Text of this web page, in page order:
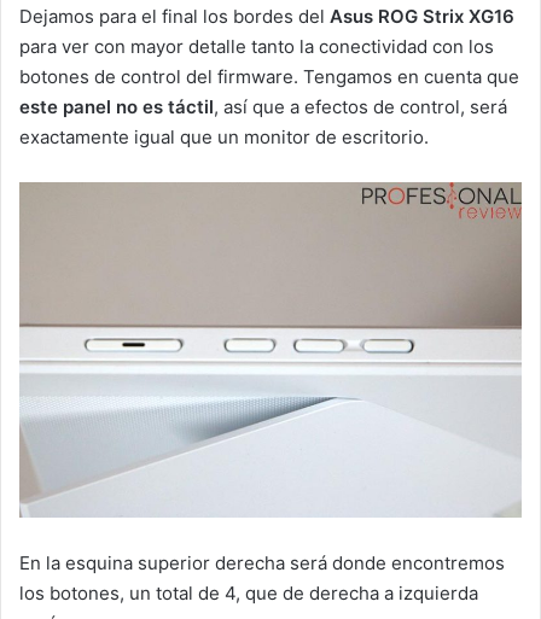
Dejamos para el final los bordes del Asus ROG Strix XG16
para ver con mayor detalle tanto la conectividad con los
botones de control del firmware. Tengamos en cuenta que
este panel no es táctil, así que a efectos de control, será
exactamente igual que un monitor de escritorio.
En la esquina superior derecha será donde encontremos
los botones, un total de 4, que de derecha a izquierda